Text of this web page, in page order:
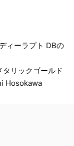
ィーラプト DBの
リックゴールド
Hosokawa